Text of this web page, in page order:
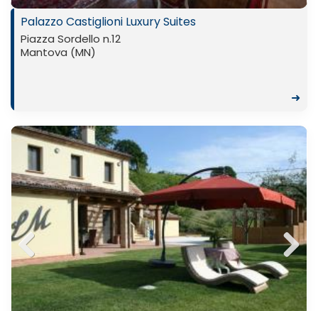
Palazzo Castiglioni Luxury Suites
Piazza Sordello n.12
Mantova (MN)
➜
Previ
ous
Next